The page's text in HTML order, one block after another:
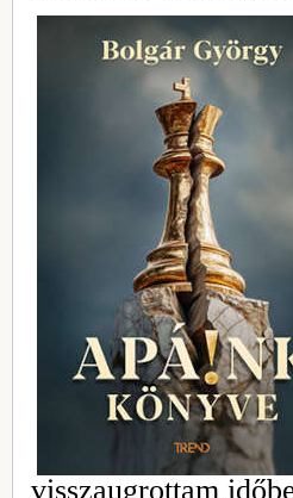
visszaugrottam